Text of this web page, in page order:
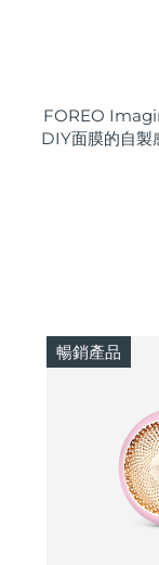
FOREO
DIY面膜的自製
暢銷產品